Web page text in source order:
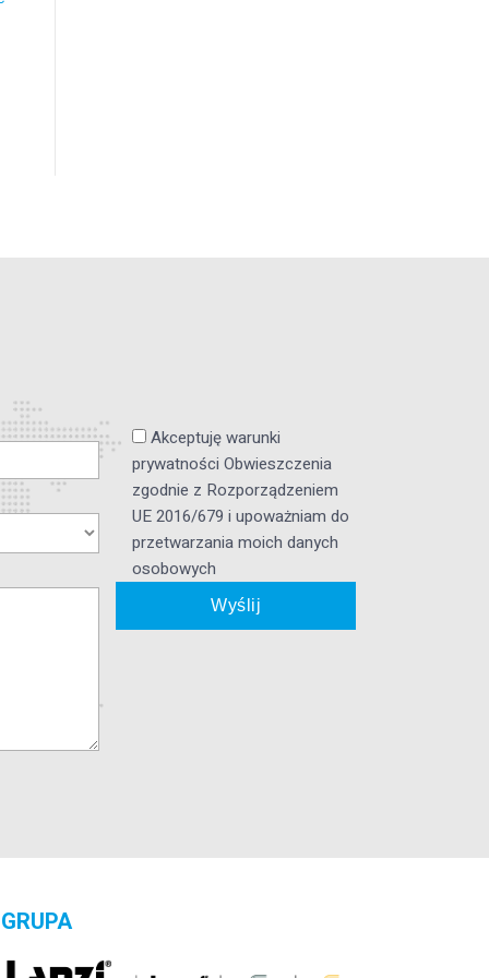
Akceptuję warunki
prywatności Obwieszczenia
zgodnie z Rozporządzeniem
UE 2016/679 i upoważniam do
przetwarzania moich danych
osobowych
GRUPA